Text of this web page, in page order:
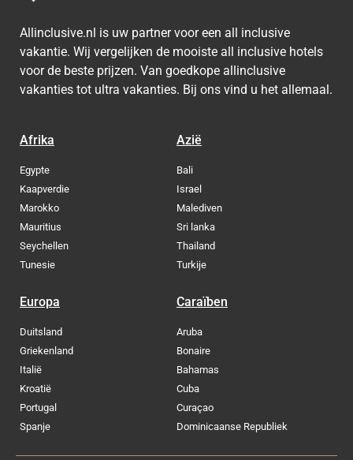
Allinclusive.nl is uw partner voor een all inclusive
vakantie. Wij vergelijken de mooiste all inclusive hotels
voor de beste prijzen. Van goedkope allinclusive
vakanties tot ultra vakanties. Bij ons vind u het allemaal.
Afrika
Egypte
Kaapverdie
Marokko
Mauritius
Seychellen
Tunesie
Azië
Bali
Israel
Malediven
Sri lanka
Thailand
Turkije
Europa
Duitsland
Griekenland
Italië
Kroatië
Portugal
Spanje
Caraïben
Aruba
Bonaire
Bahamas
Cuba
Curaçao
Dominicaanse Republiek